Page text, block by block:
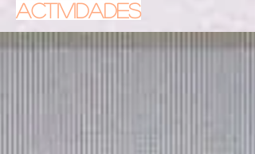
ACTIVIDADES